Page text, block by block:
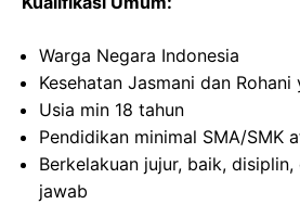
Warga Negara Indonesia
Kesehatan Jasmani dan
Usia min 18 tahun
Pendidikan minimal SMA/SMK
Berkelakuan jujur, baik,
jawab